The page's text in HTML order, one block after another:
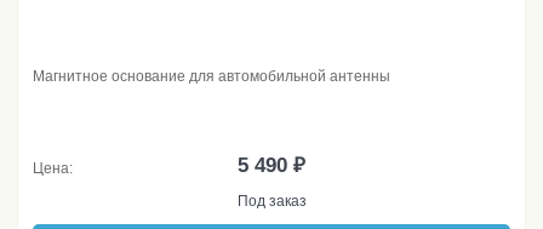
Магнитное основание для автомобильной антенны
Цена: 5 490 ₽
Под заказ